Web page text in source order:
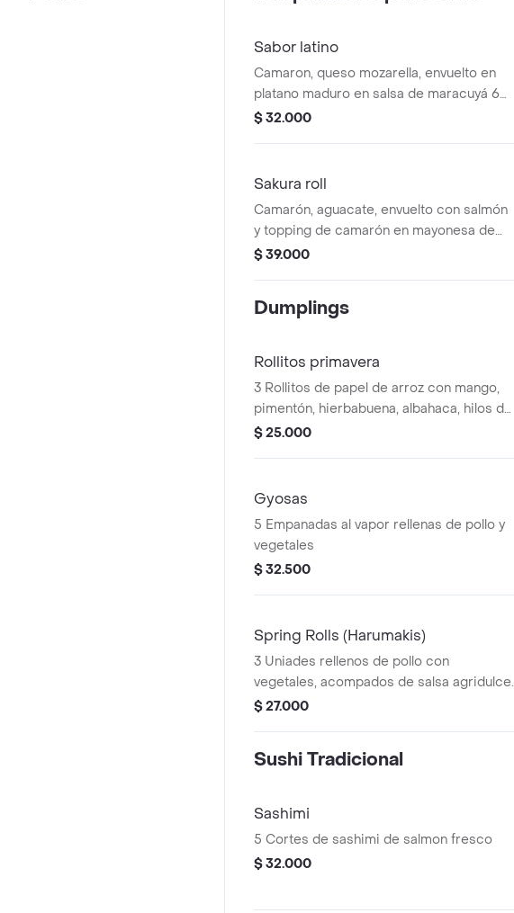
Sabor latino
Camaron, queso mozarella, envuelto en
platano maduro en salsa de maracuyá 6
unidades.
$ 32.000
Sakura roll
Camarón, aguacate, envuelto con salmón
y topping de camarón en mayonesa de
wasabi 6 unidades.
$ 39.000
Dumplings
Rollitos primavera
3 Rollitos de papel de arroz con mango,
pimentón, hierbabuena, albahaca, hilos de
zanahoria y palmitos artesanales de
$ 25.000
Gyosas
5 Empanadas al vapor rellenas de pollo y
vegetales
$ 32.500
Spring Rolls (Harumakis)
3 Uniades rellenos de pollo con
vegetales, acompados de salsa agridulce.
$ 27.000
Sushi Tradicional
Sashimi
5 Cortes de sashimi de salmon fresco
$ 32.000